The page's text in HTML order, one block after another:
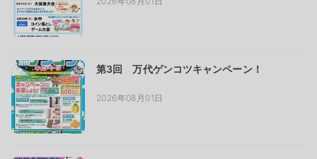
第3回 万代ゲンコツキャンペーン！
2026年08月01日